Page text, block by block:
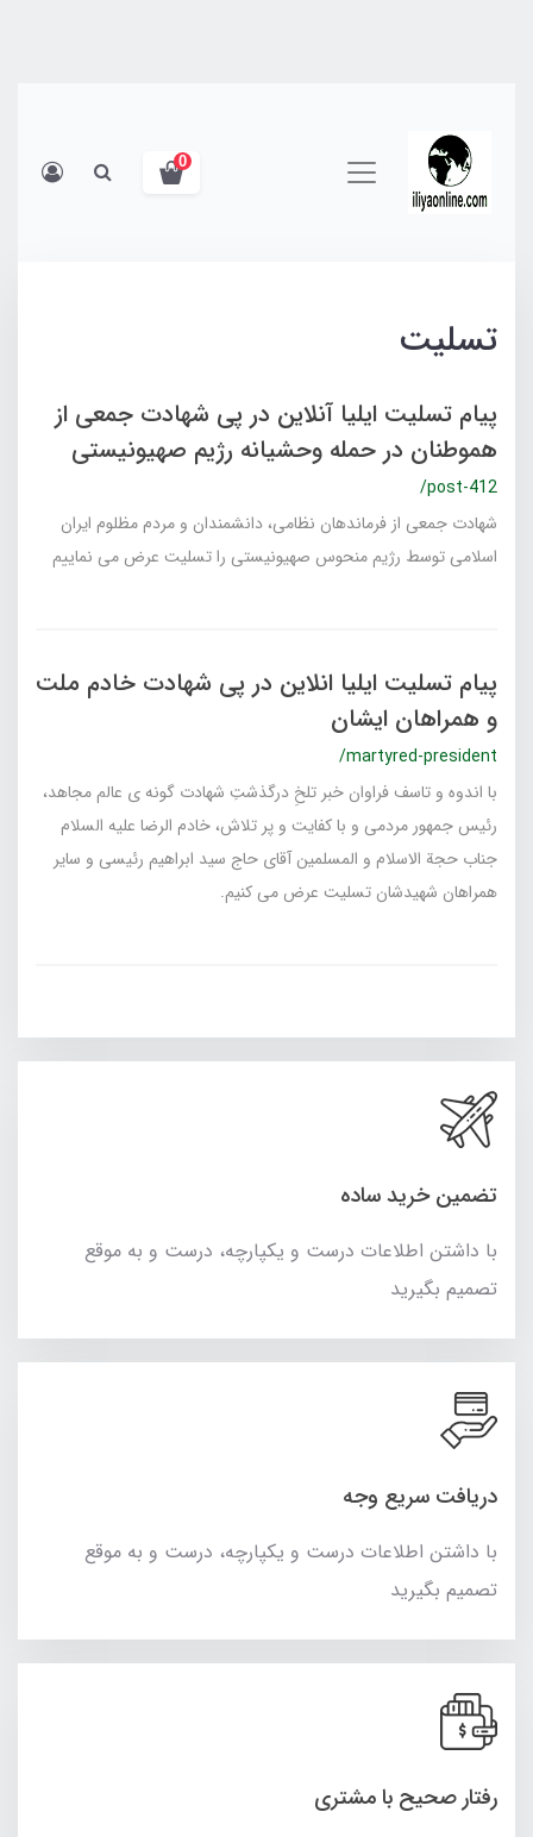
0
تسلیت
پیام تسلیت ایلیا آنلاین در پی شهادت جمعی از
هموطنان در حمله وحشیانه رژیم صهیونیستی
/post-412
شهادت جمعی از فرماندهان نظامی، دانشمندان و مردم مظلوم ایران
اسلامی توسط رژیم منحوس صهیونیستی را تسلیت عرض می نماییم
پیام تسلیت ایلیا انلاین در پی شهادت خادم ملت
و همراهان ایشان
/martyred-president
با اندوه و تاسف فراوان خبر تلخِ درگذشتِ شهادت گونه ی عالم مجاهد،
رئیس جمهور مردمی و با کفایت و پر تلاش، خادم الرضا علیه السلام
جناب حجة الاسلام و المسلمین آقای حاج سید ابراهیم رئیسی و سایر
همراهان شهیدشان تسلیت عرض می‌ کنیم.
تضمین خرید ساده
با داشتن اطلاعات درست و یکپارچه، درست و به موقع
تصمیم بگیرید
دریافت سریع وجه
با داشتن اطلاعات درست و یکپارچه، درست و به موقع
تصمیم بگیرید
رفتار صحیح با مشتری